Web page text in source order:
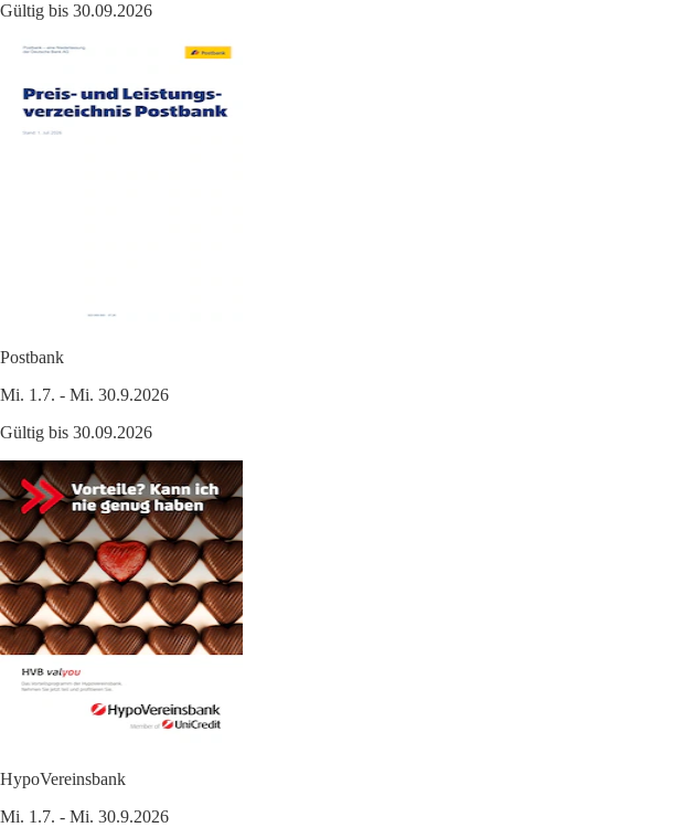
Gültig bis 30.09.2026
Postbank
Mi. 1.7. - Mi. 30.9.2026
Gültig bis 30.09.2026
HypoVereinsbank
Mi. 1.7. - Mi. 30.9.2026